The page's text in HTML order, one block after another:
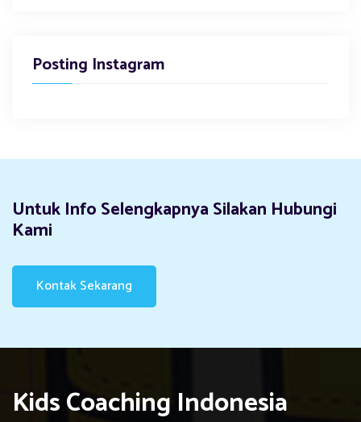
Posting Instagram
Untuk Info Selengkapnya Silakan Hubungi
Kami
Kontak Sekarang
Kids Coaching Indonesia